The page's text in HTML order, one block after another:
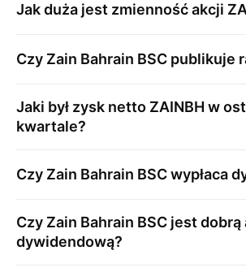
Jak duża jest zmienność akcji
Czy Zain Bahrain BSC publikuje
Jaki był zysk netto ZAINBH w
kwartale?
Czy Zain Bahrain BSCwypłaca
Czy Zain Bahrain BSC jest dobrą
dywidendową?